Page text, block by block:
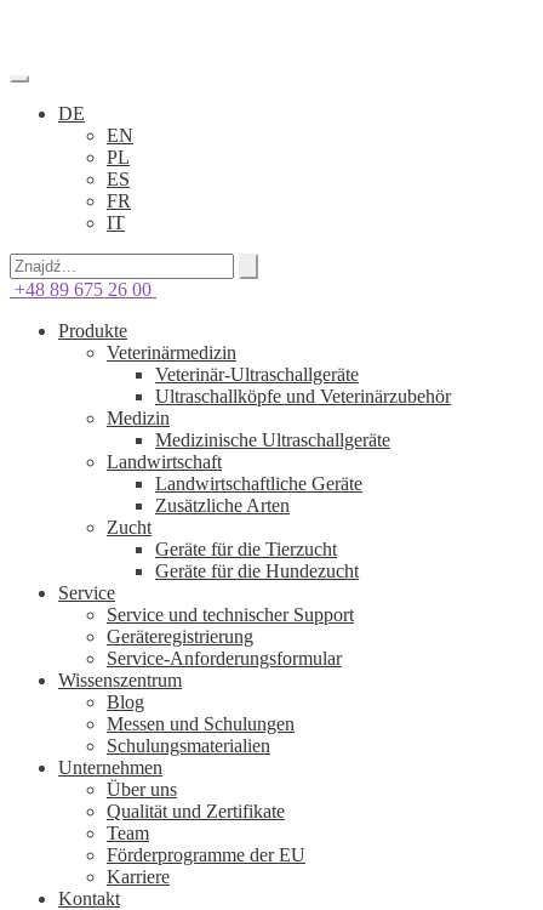
DE
EN
PL
ES
FR
IT
+48 89 675 26 00
Produkte
Veterinärmedizin
Veterinär-Ultraschallgeräte
Ultraschallköpfe und Veterinärzubehör
Medizin
Medizinische Ultraschallgeräte
Landwirtschaft
Landwirtschaftliche Geräte
Zusätzliche Arten
Zucht
Geräte für die Tierzucht
Geräte für die Hundezucht
Service
Service und technischer Support
Geräteregistrierung
Service-Anforderungsformular
Wissenszentrum
Blog
Messen und Schulungen
Schulungsmaterialien
Unternehmen
Über uns
Qualität und Zertifikate
Team
Förderprogramme der EU
Karriere
Kontakt